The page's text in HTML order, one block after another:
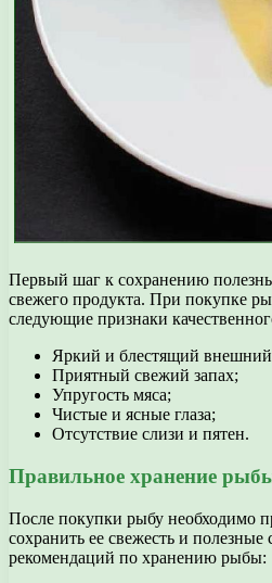
Первый шаг к сохранению
свежего продукта. При покупке
следующие признаки
Яркий и блестящий
Приятный свежий запах;
Упругость мяса;
Чистые и ясные глаза;
Отсутствие слизи и пятен.
Правильное хранение
После покупки рыбу необходимо
сохранить ее свежесть и полезные
рекомендаций по хранению рыбы: